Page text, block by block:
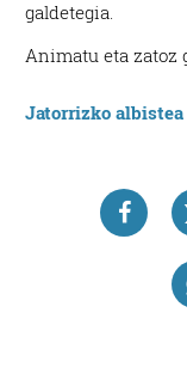
galdetegia.
Animatu eta zatoz
Jatorrizko